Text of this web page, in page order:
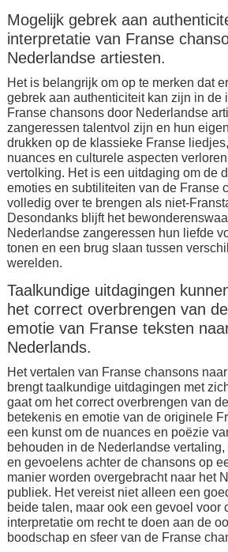
Mogelijk gebrek aan
interpretatie van Franse
Nederlandse artiesten.
Het is belangrijk om op te merken dat
gebrek aan authenticiteit kan zijn in de
Franse chansons door Nederlandse
zangeressen talentvol zijn en hun
drukken op de klassieke Franse
nuances en culturele aspecten
vertolking. Het is een uitdaging om de
emoties en subtiliteiten van de Franse
volledig over te brengen als niet-
Desondanks blijft het
Nederlandse zangeressen hun liefde
tonen en een brug slaan tussen
werelden.
Taalkundige uitdagingen
het correct overbrengen van
emotie van Franse teksten
Nederlands.
Het vertalen van Franse chansons
brengt taalkundige uitdagingen met
gaat om het correct overbrengen van
betekenis en emotie van de originele
een kunst om de nuances en poëzie
behouden in de Nederlandse
en gevoelens achter de chansons op
manier worden overgebracht naar het
publiek. Het vereist niet alleen een
beide talen, maar ook een gevoel voor
interpretatie om recht te doen aan de
boodschap en sfeer van de Franse